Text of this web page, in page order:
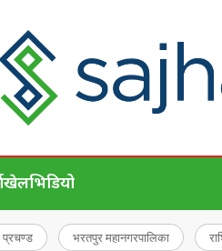
खेलभिडियो
प्रचण्ड भरतपुर महानगरपालिका